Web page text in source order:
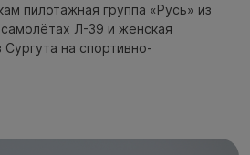
пилотажная группа «Русь» из
Л-39 и женская
на спортивно-